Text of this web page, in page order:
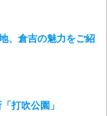
、倉吉の魅力をご紹
打吹公園」